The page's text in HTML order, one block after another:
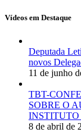
Vídeos em Destaque
Deputada
novos
11 de junho
TBT-
SOBRE O
8 de abril de